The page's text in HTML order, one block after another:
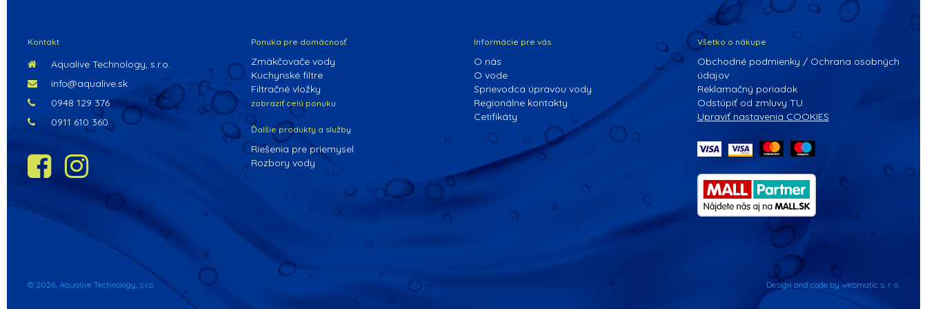
Kontakt
Aqualive Technology, s.r.o.
info@aqualive.sk
0948 129 376
0911 610 360
Ponuka pre domácnosť
Zmäkčovače vody
Kuchynské filtre
Filtračné vložky
zobraziť celú ponuku
Ďalšie produkty a služby
Riešenia pre priemysel
Rozbory vody
Informácie pre vás
O nás
O vode
Sprievodca úpravou vody
Regionálne kontakty
Cetifikáty
Všetko o nákupe
Obchodné podmienky / Ochrana osobných
údajov
Reklamačný poriadok
Odstúpiť od zmluvy TU
Upraviť nastavenia COOKIES
© 2026, Aqualive Technology, s.r.o. Design and code by webmatic s. r. o.